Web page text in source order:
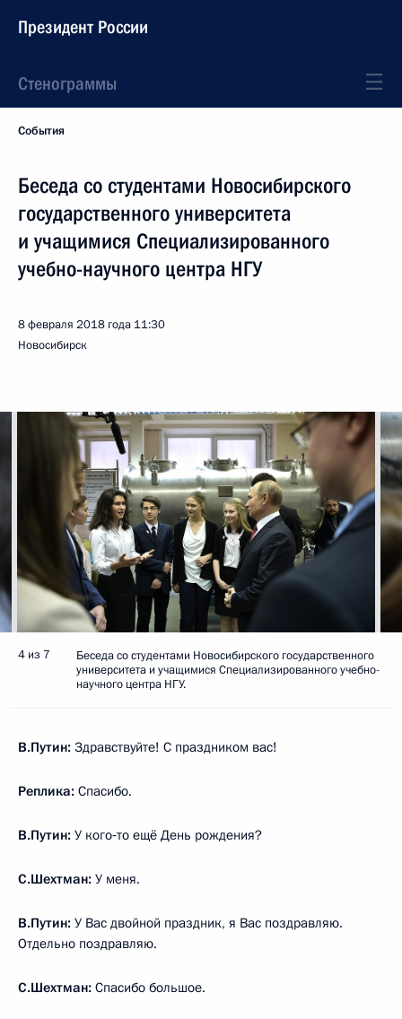
Президент России
Стенограммы
События
Беседа со студентами Новосибирского
государственного университета
и учащимися Специализированного
учебно-научного центра НГУ
8 февраля 2018 года 11:30
Новосибирск
4 из 7
Беседа со студентами Новосибирского государственного
университета и учащимися Специализированного учебно-
научного центра НГУ.
В.Путин: Здравствуйте! С праздником вас!
Реплика: Спасибо.
В.Путин: У кого‑то ещё День рождения?
С.Шехтман: У меня.
В.Путин: У Вас двойной праздник, я Вас поздравляю.
Отдельно поздравляю.
С.Шехтман: Спасибо большое.